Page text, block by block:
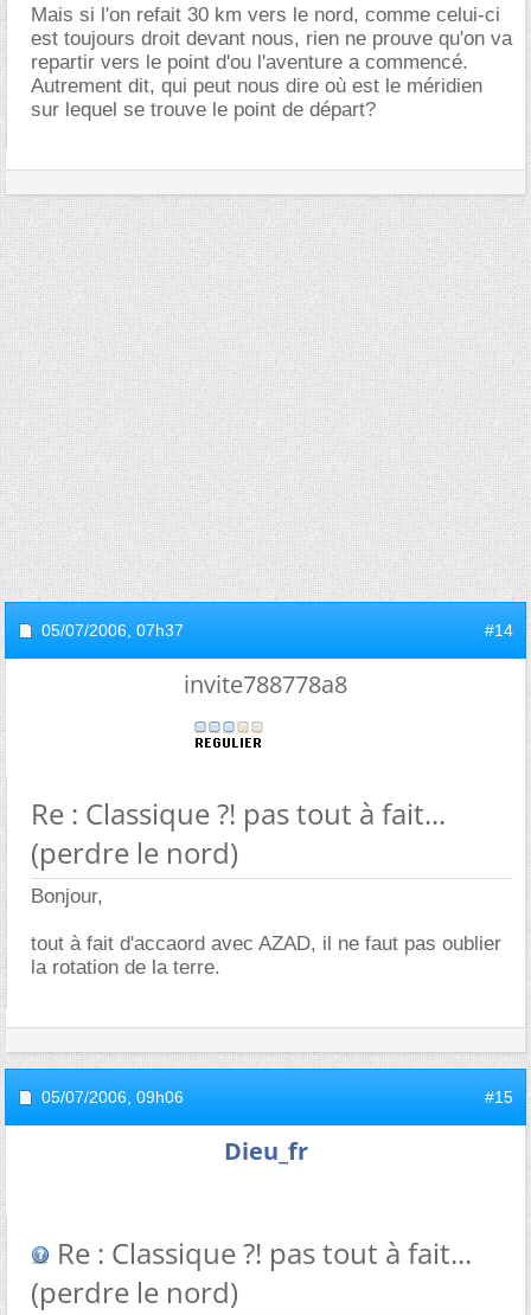
Mais si l'on refait 30 km vers le nord, comme celui-ci
est toujours droit devant nous, rien ne prouve qu'on va
repartir vers le point d'ou l'aventure a commencé.
Autrement dit, qui peut nous dire où est le méridien
sur lequel se trouve le point de départ?
05/07/2006, 07h37 #14
invite788778a8
Re : Classique ?! pas tout à fait...
(perdre le nord)
Bonjour,
tout à fait d'accaord avec AZAD, il ne faut pas oublier
la rotation de la terre.
05/07/2006, 09h06 #15
Dieu_fr
Re : Classique ?! pas tout à fait...
(perdre le nord)